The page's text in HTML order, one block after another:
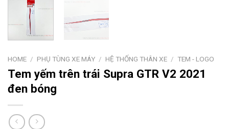
HOME / PHỤ TÙNG XE MÁY / HỆ THỐNG THÂN XE / TEM - LOGO
Tem yếm trên trái Supra GTR V2 2021
đen bóng